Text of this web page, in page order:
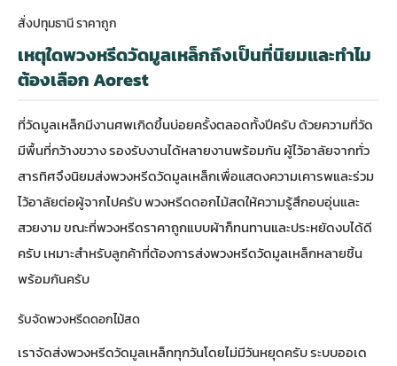
สั่งปทุมธานี ราคาถูก
เหตุใดพวงหรีดวัดมูลเหล็กถึงเป็นที่นิยมและทำไม
ต้องเลือก Aorest
ที่วัดมูลเหล็กมีงานศพเกิดขึ้นบ่อยครั้งตลอดทั้งปีครับ ด้วยความที่วัด
มีพื้นที่กว้างขวาง รองรับงานได้หลายงานพร้อมกัน ผู้ไว้อาลัยจากทั่ว
สารทิศจึงนิยมส่งพวงหรีดวัดมูลเหล็กเพื่อแสดงความเคารพและร่วม
ไว้อาลัยต่อผู้จากไปครับ พวงหรีดดอกไม้สดให้ความรู้สึกอบอุ่นและ
สวยงาม ขณะที่พวงหรีดราคาถูกแบบผ้าก็ทนทานและประหยัดงบได้ดี
ครับ เหมาะสำหรับลูกค้าที่ต้องการส่งพวงหรีดวัดมูลเหล็กหลายชิ้น
พร้อมกันครับ
รับจัดพวงหรีดดอกไม้สด
เราจัดส่งพวงหรีดวัดมูลเหล็กทุกวันโดยไม่มีวันหยุดครับ ระบบออเด